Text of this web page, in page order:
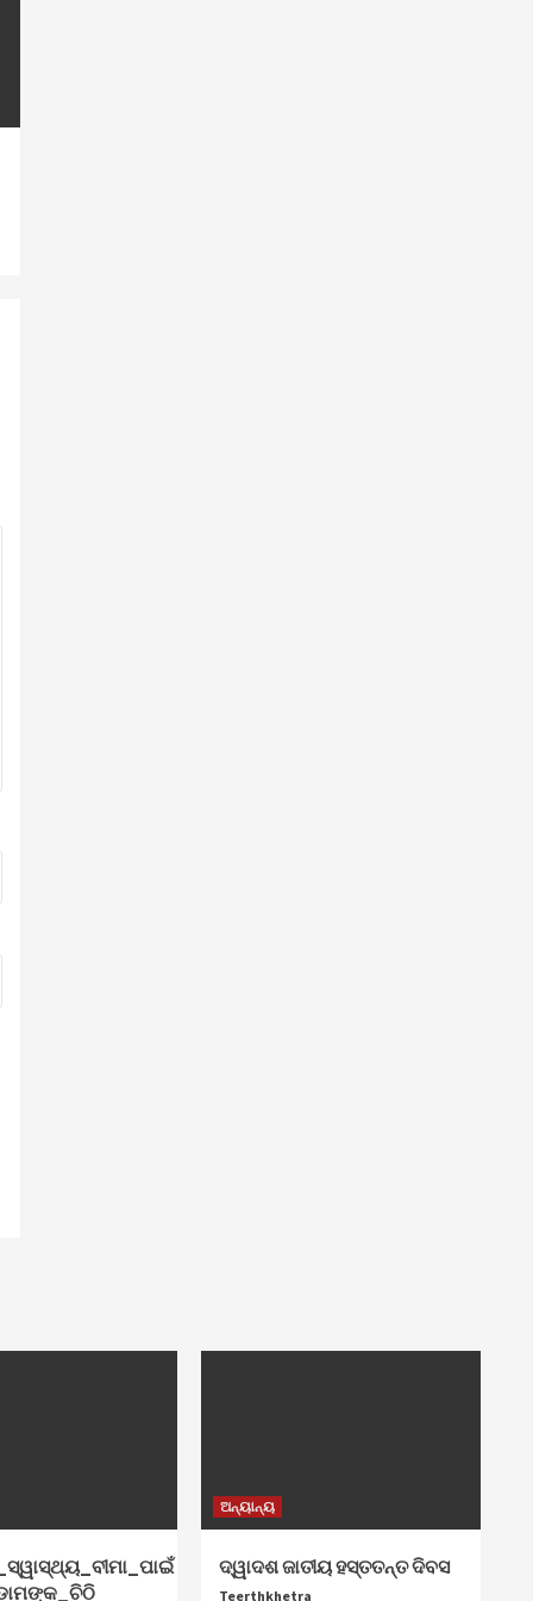
ଅନ୍ୟାନ୍ୟ
ଦ୍ୱାଦଶ ଜାତୀୟ ହସ୍ତତନ୍ତ ଦିବସ
Teerthkhetra